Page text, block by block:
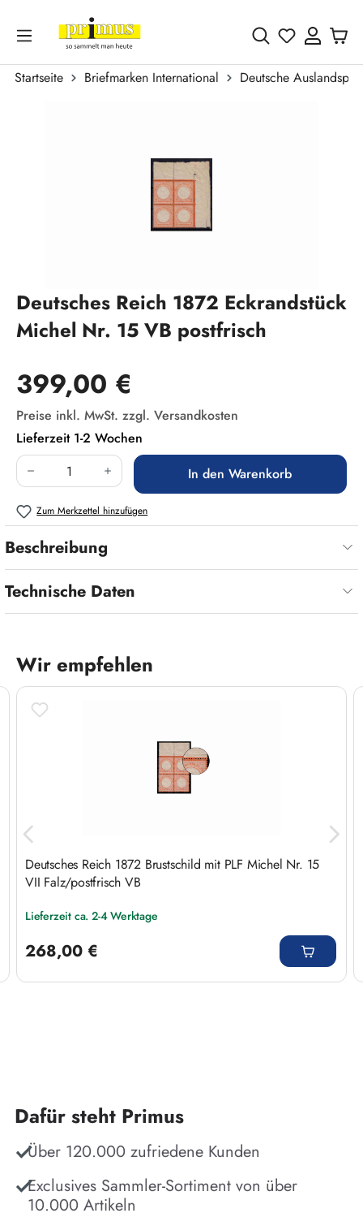
Zum Hauptinhalt springen
Du hast 0
Startseite Briefmarken International
Deutsche
Deutsches Reich 1872 Eckrandstück
Michel Nr. 15 VB postfrisch
Regulärer Preis:
399,00 €
Preise inkl. MwSt. zzgl. Versandkosten
Lieferzeit 1-2 Wochen
Produkt Anzahl: Gib den gewünschten Wert
In den Warenkorb
Zum Merkzettel hinzufügen
Beschreibung
Technische Daten
Wir empfehlen
Produktgalerie überspringen
Deutsches Reich 1872 Brustschild mit PLF Michel Nr. 15
VII Falz/postfrisch VB
Lieferzeit ca. 2-4 Werktage
268,00 €
Dafür steht Primus
Über 120.000 zufriedene Kunden
Exclusives Sammler-Sortiment von über
10.000 Artikeln